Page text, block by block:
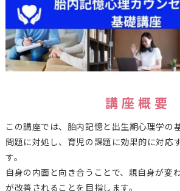
講 座 概 要
この講座では、胎内記憶と出生期心理学の
問題に対処し、育児の課題に効果的に対応
す。
自身の内面と向き合うことで、親自身が変
が改善されることを目指します。